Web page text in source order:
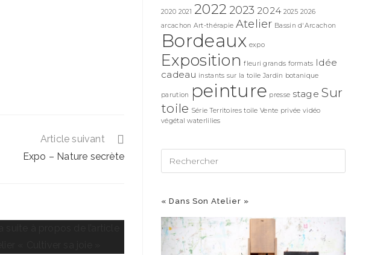
Article suivant
Expo – Nature secrète
2020 2021 2022 2023 2024 2025 2026
arcachon Art-thérapie Atelier Bassin d'Arcachon
Bordeaux expo
Exposition fleuri grands formats Idée
cadeau instants sur la toile Jardin botanique
parution peinture presse stage Sur
toile Série Territoires toile Vente privée vidéo
végétal waterlilies
« Dans Son Atelier »